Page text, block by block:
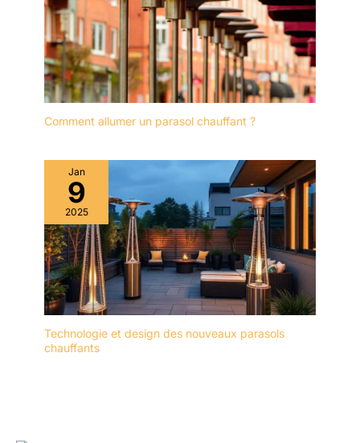
Comment allumer un parasol chauffant ?
Jan
9
2025
Technologie et design des nouveaux parasols
chauffants